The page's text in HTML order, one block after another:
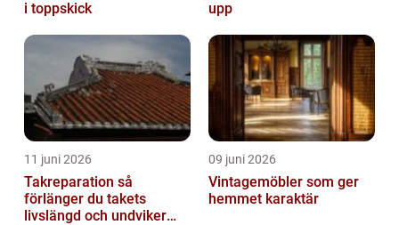
i toppskick upp
11 juni 2026
Takreparation så
förlänger du takets
livslängd och undviker
09 juni 2026
Vintagemöbler som ger
hemmet karaktär